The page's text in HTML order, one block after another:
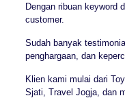
Dengan ribuan keyword
customer.
Sudah banyak
penghargaan, dan
Klien kami mulai dari
Sjati, Travel Jogja, dan